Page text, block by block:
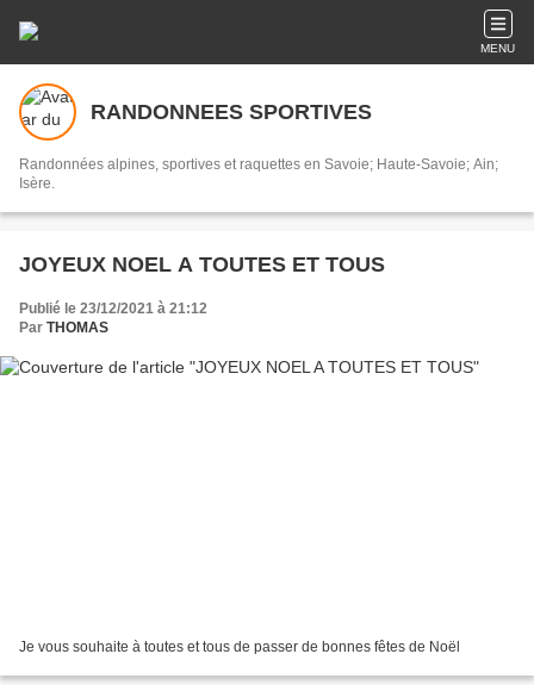
MENU
RANDONNEES SPORTIVES
Randonnées alpines, sportives et raquettes en Savoie; Haute-Savoie; Ain;
Isère.
JOYEUX NOEL A TOUTES ET TOUS
Publié le 23/12/2021 à 21:12
Par THOMAS
Je vous souhaite à toutes et tous de passer de bonnes fêtes de Noël